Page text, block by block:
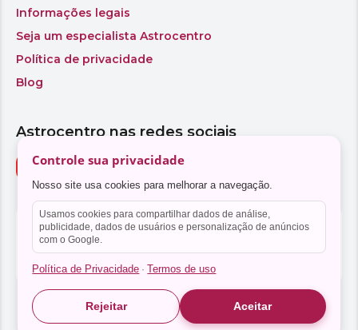
Controle sua privacidade
Nosso site usa cookies para melhorar a navegação.
Usamos cookies para compartilhar dados de análise,
publicidade, dados de usuários e personalização de anúncios
com o Google.
Política de Privacidade · Termos de uso
Rejeitar Aceitar